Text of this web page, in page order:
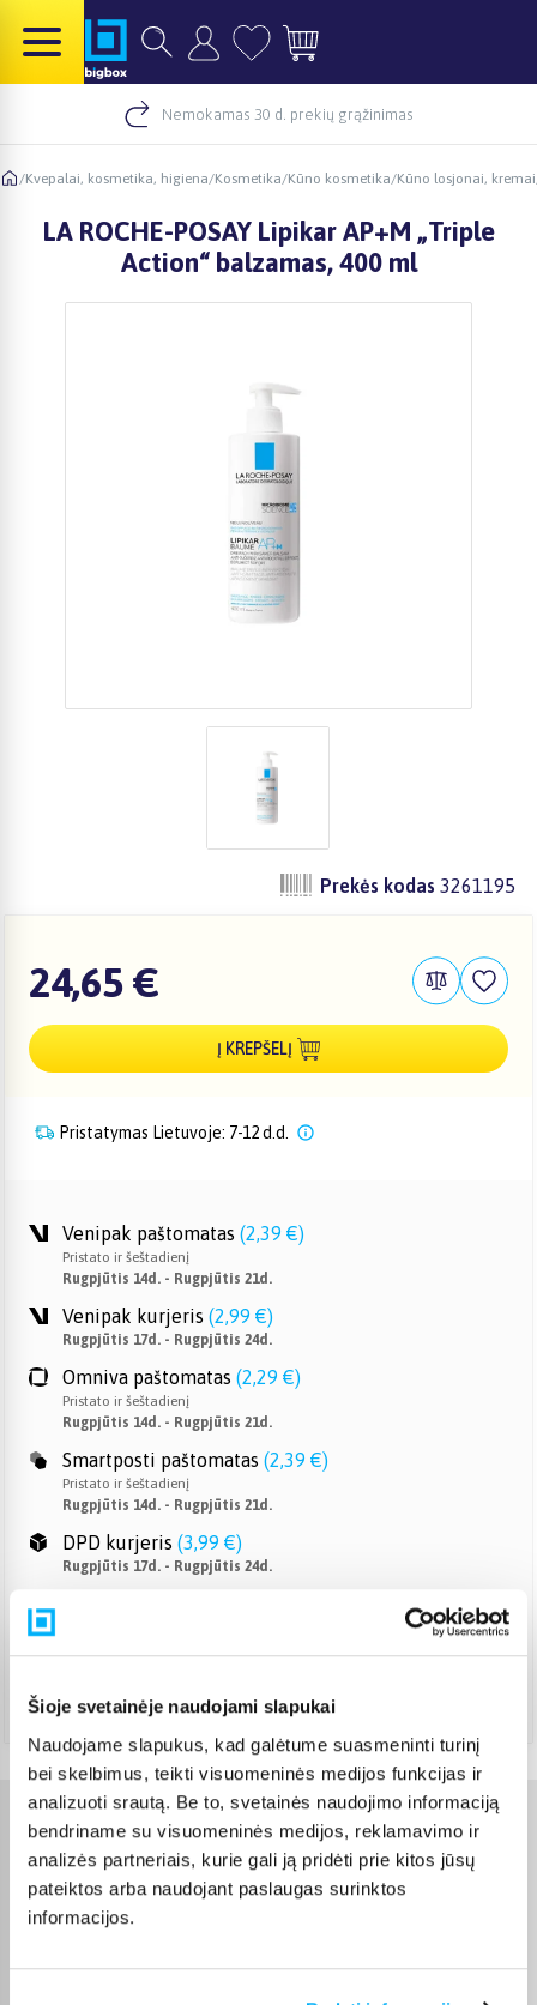
Šioje svetainėje naudojami slapukai
Naudojame slapukus, kad galėtume suasmeninti turinį
bei skelbimus, teikti visuomeninės medijos funkcijas ir
analizuoti srautą. Be to, svetainės naudojimo informaciją
bendriname su visuomeninės medijos, reklamavimo ir
analizės partneriais, kurie gali ją pridėti prie kitos jūsų
pateiktos arba naudojant paslaugas surinktos
informacijos.
Nemokamas 30 d. prekių grąžinimas
/Kvepalai, kosmetika, higiena/Kosmetika/Kūno kosmetika/Kūno losjonai, kremai
LA ROCHE-POSAY Lipikar AP+M „Triple
Action“ balzamas, 400 ml
Prekės kodas 3261195
24,65 €
Į KREPŠELĮ
Pristatymas Lietuvoje: 7-12 d.d.
Venipak paštomatas (2,39 €)
Pristato ir šeštadienį
Rugpjūtis 14d. - Rugpjūtis 21d.
Venipak kurjeris (2,99 €)
Rugpjūtis 17d. - Rugpjūtis 24d.
Omniva paštomatas (2,29 €)
Pristato ir šeštadienį
Rugpjūtis 14d. - Rugpjūtis 21d.
Smartposti paštomatas (2,39 €)
Pristato ir šeštadienį
Rugpjūtis 14d. - Rugpjūtis 21d.
DPD kurjeris (3,99 €)
Rugpjūtis 17d. - Rugpjūtis 24d.
Rugpjūtis 17d. - Rugpjūtis 24d.
Charakteristikos
Gamintojas La Roche-Posay